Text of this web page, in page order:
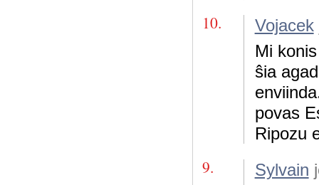
10. Vojacek
Mi
ŝia
povas
Ripozu
9. Sylvain